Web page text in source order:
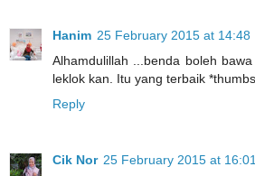
Hanim 25 February 2015 at 14:48
Alhamdulillah ...benda boleh
leklok kan. Itu yang terbaik
Reply
Cik Nor 25 February 2015 at 16:01